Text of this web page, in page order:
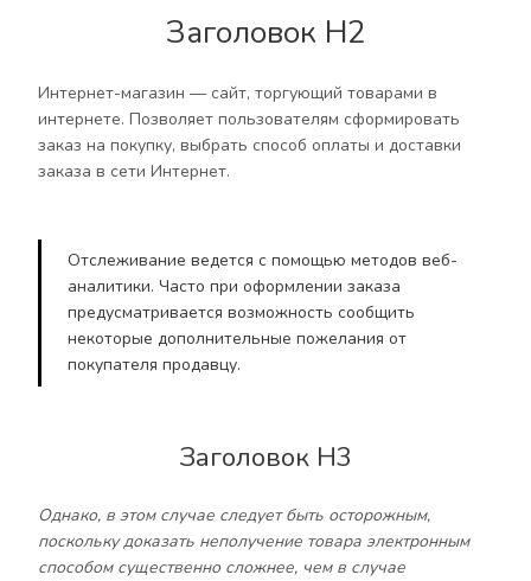
Заголовок H2
Интернет-магазин — сайт, торгующий товарами в
интернете. Позволяет пользователям сформировать
заказ на покупку, выбрать способ оплаты и доставки
заказа в сети Интернет.
Отслеживание ведется с помощью методов веб-
аналитики. Часто при оформлении заказа
предусматривается возможность сообщить
некоторые дополнительные пожелания от
покупателя продавцу.
Заголовок H3
Однако, в этом случае следует быть осторожным,
поскольку доказать неполучение товара электронным
способом существенно сложнее, чем в случае